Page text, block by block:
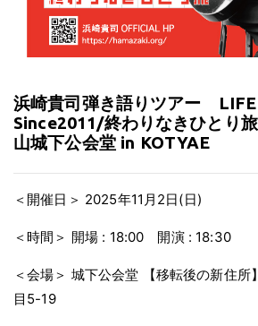
浜崎貴司弾き語りツアー LIFE
Since2011/終わりなきひとり
山城下公会堂 in KOTYAE
＜開催日＞ 2025年11月2日(日)
＜時間＞ 開場 : 18:00 開演 : 18:30
＜会場＞ 城下公会堂 【移転後の新住
目5-19